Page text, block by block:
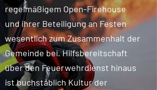
regelmäßigem Open-Firehouse
und ihrer Beteiligung an Festen
wesentlich zum Zusammenhalt der
Gemeinde bei. Hilfsbereitschaft
über den Feuerwehrdienst hinaus
ist buchstäblich Kultur der